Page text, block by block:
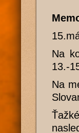
Na
13.-
Na